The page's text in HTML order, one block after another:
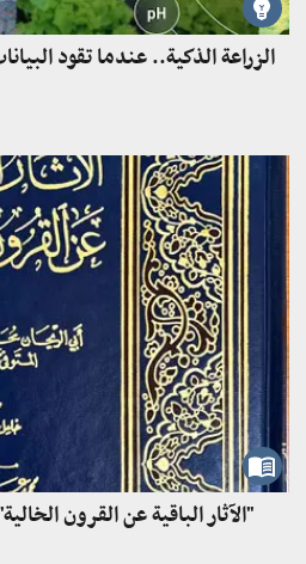
الزراعة الذكية.. عندما تقود
"الآثار الباقية عن القرون